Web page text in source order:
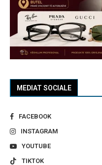
MEDIAT SOCIALE
FACEBOOK
INSTAGRAM
YOUTUBE
TIKTOK